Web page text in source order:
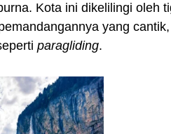
Kota ini dikelilingi oleh
yang
paragliding.